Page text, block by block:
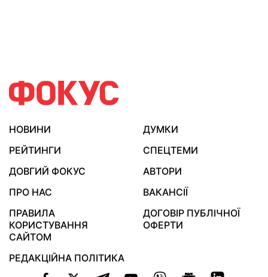
НОВИНИ
ДУМКИ
РЕЙТИНГИ
СПЕЦТЕМИ
ДОВГИЙ ФОКУС
АВТОРИ
ПРО НАС
ВАКАНСІЇ
ПРАВИЛА
КОРИСТУВАННЯ
САЙТОМ
ДОГОВІР ПУБЛІЧНОЇ
ОФЕРТИ
РЕДАКЦІЙНА ПОЛІТИКА